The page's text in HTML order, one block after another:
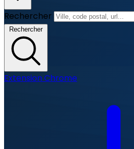
Rechercher
Rechercher
Extension Chrome